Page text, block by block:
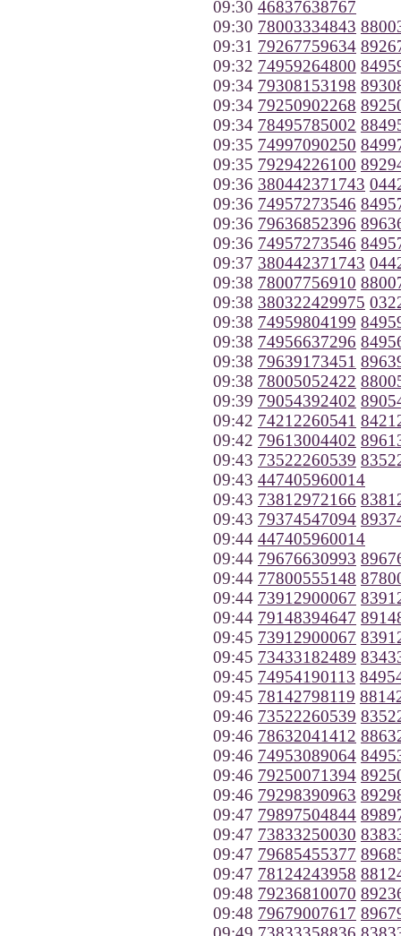
09:30 46837638767
09:30 78003334843
09:31 79267759634
09:32 74959264800
09:34 79308153198
09:34 79250902268
09:34 78495785002
09:35 74997090250
09:35 79294226100
09:36 380442371743
09:36 74957273546
09:36 79636852396
09:36 74957273546
09:37 380442371743
09:38 78007756910
09:38 380322429975
09:38 74959804199
09:38 74956637296
09:38 79639173451
09:38 78005052422
09:39 79054392402
09:42 74212260541
09:42 79613004402
09:43 73522260539
09:43 447405960014
09:43 73812972166
09:43 79374547094
09:44 447405960014
09:44 79676630993
09:44 77800555148
09:44 73912900067
09:44 79148394647
09:45 73912900067
09:45 73433182489
09:45 74954190113
09:45 78142798119
09:46 73522260539
09:46 78632041412
09:46 74953089064
09:46 79250071394
09:46 79298390963
09:47 79897504844
09:47 73833250030
09:47 79685455377
09:47 78124243958
09:48 79236810070
09:48 79679007617